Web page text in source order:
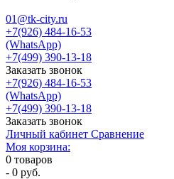
01@tk-city.ru
+7(926) 484-16-53
(WhatsApp)
+7(499) 390-13-18
Заказать звонок
+7(926) 484-16-53
(WhatsApp)
+7(499) 390-13-18
Заказать звонок
Личный кабинет Сравнение
Моя корзина:
0 товаров
- 0 руб.